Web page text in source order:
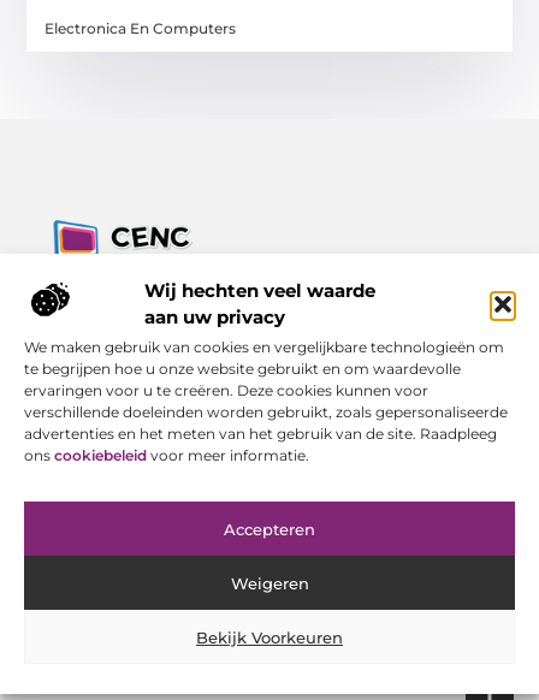
Wij hechten veel waarde
aan uw privacy
We maken gebruik van cookies en vergelijkbare technologieën om
te begrijpen hoe u onze website gebruikt en om waardevolle
ervaringen voor u te creëren. Deze cookies kunnen voor
verschillende doeleinden worden gebruikt, zoals gepersonaliseerde
advertenties en het meten van het gebruik van de site. Raadpleeg
ons cookiebeleid voor meer informatie.
Accepteren
Weigeren
Bekijk Voorkeuren
Electronica En Computers
Jouw bron voor inzichten, tips en nieuws uit de digitale
Ontdek alles wat je moet weten over het dagelijks leven, met
een focus op praktische adviezen en actuele trends.
Bericht categorie
Onze informatie
Cookiebeleid (EU)